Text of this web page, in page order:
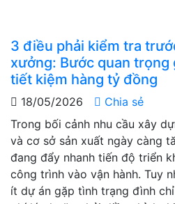
3 điều phải kiểm tra
xưởng: Bước quan trọng
tiết kiệm hàng tỷ đồng
18/05/2026
Chia sẻ
Trong bối cảnh nhu cầu xây
và cơ sở sản xuất ngày càng
đang đẩy nhanh tiến độ triển
công trình vào vận hành. Tuy
ít dự án gặp tình trạng đình